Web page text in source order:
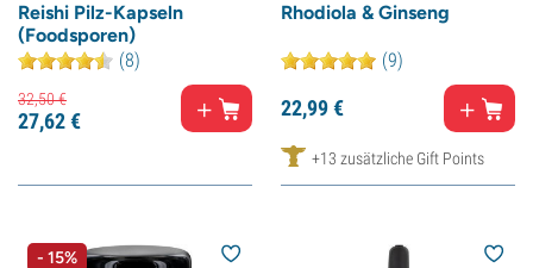
Reishi Pilz-Kapseln
(Foodsporen)
(8)
32,50€
27,62€
Rhodiola & Ginseng
(9)
22,99€
+13 zusätzliche Gift Points
- 15%